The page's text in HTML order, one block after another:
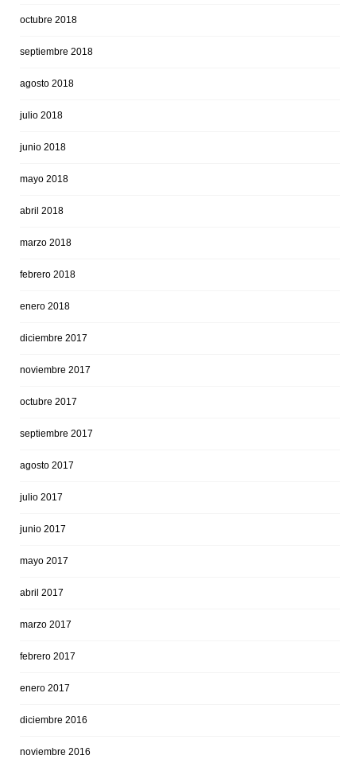
octubre 2018
septiembre 2018
agosto 2018
julio 2018
junio 2018
mayo 2018
abril 2018
marzo 2018
febrero 2018
enero 2018
diciembre 2017
noviembre 2017
octubre 2017
septiembre 2017
agosto 2017
julio 2017
junio 2017
mayo 2017
abril 2017
marzo 2017
febrero 2017
enero 2017
diciembre 2016
noviembre 2016